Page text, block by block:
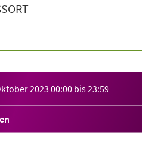
2023 00:00 bis23:59